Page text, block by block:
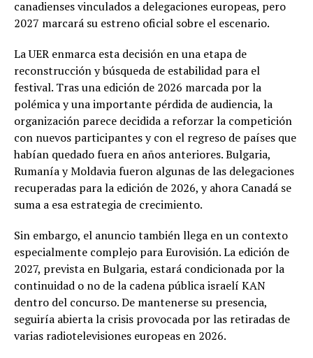
canadienses vinculados a delegaciones europeas, pero
2027 marcará su estreno oficial sobre el escenario.
La UER enmarca esta decisión en una etapa de
reconstrucción y búsqueda de estabilidad para el
festival. Tras una edición de 2026 marcada por la
polémica y una importante pérdida de audiencia, la
organización parece decidida a reforzar la competición
con nuevos participantes y con el regreso de países que
habían quedado fuera en años anteriores. Bulgaria,
Rumanía y Moldavia fueron algunas de las delegaciones
recuperadas para la edición de 2026, y ahora Canadá se
suma a esa estrategia de crecimiento.
Sin embargo, el anuncio también llega en un contexto
especialmente complejo para Eurovisión. La edición de
2027, prevista en Bulgaria, estará condicionada por la
continuidad o no de la cadena pública israelí KAN
dentro del concurso. De mantenerse su presencia,
seguiría abierta la crisis provocada por las retiradas de
varias radiotelevisiones europeas en 2026.